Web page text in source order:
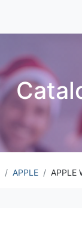
APPLE APPLE